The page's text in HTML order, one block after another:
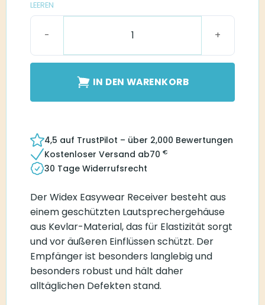
LEEREN
Easywear Hörer RIC (P-Receiver) Menge
IN DEN WARENKORB
4,5 auf TrustPilot – über 2,000 Bewertungen
Kostenloser Versand ab70 €
30 Tage Widerrufsrecht
Der Widex Easywear Receiver besteht aus
einem geschützten Lautsprechergehäuse
aus Kevlar-Material, das für Elastizität sorgt
und vor äußeren Einflüssen schützt. Der
Empfänger ist besonders langlebig und
besonders robust und hält daher
alltäglichen Defekten stand.